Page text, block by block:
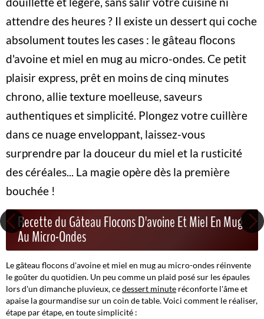
attendre des heures ? Il existe un dessert qui coche
absolument toutes les cases : le gâteau flocons
d'avoine et miel en mug au micro-ondes. Ce petit
plaisir express, prêt en moins de cinq minutes
chrono, allie texture moelleuse, saveurs
authentiques et simplicité. Plongez votre cuillère
dans ce nuage enveloppant, laissez-vous
surprendre par la douceur du miel et la rusticité
des céréales... La magie opère dès la première
bouchée !
Recette du Gâteau Flocons D'avoine Et Miel En Mug
Au Micro-Ondes
Legâteau flocons d'avoine et miel en mug au micro-ondes réinvente
le goûter du quotidien. Un peu comme un plaid posé sur les épaules
lors d'un dimanche pluvieux, cedessert minute réconforte l'âme et
apaise la gourmandise sur un coin de table. Voici comment le réaliser,
étape par étape, en toute simplicité :